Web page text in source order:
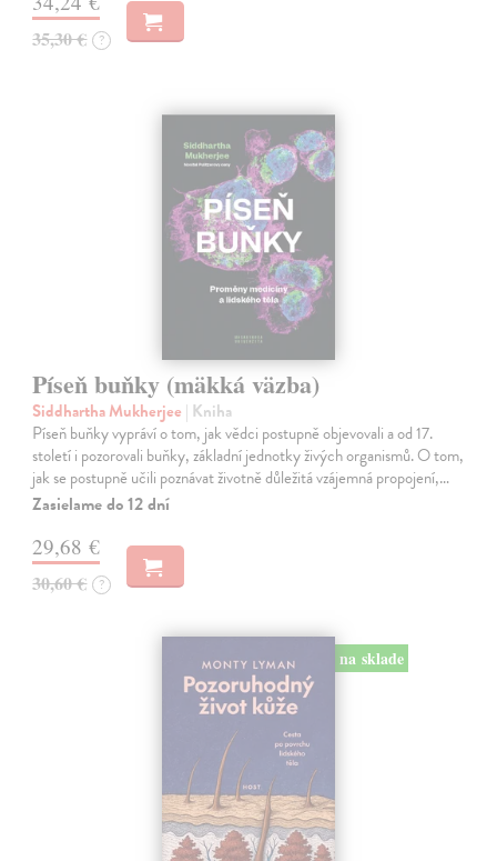
35,30 € ?
Píseň buňky (mäkká väzba)
Siddhartha Mukherjee | Kniha
Píseň buňky vypráví o tom, jak vědci postupně objevovali a od 17.
století i pozorovali buňky, základní jednotky živých organismů. O tom,
jak se postupně učili poznávat životně důležitá vzájemná propojení,…
Zasielame do 12 dní
29,68 €
30,60 € ?
na sklade